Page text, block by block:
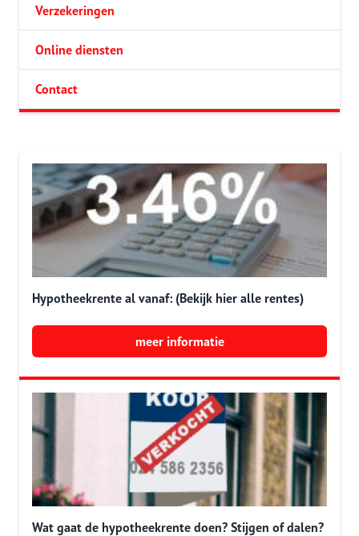
Verzekeringen
Online diensten
Contact
Hypotheekrente al vanaf: (Bekijk hier alle rentes)
meer informatie
Wat gaat de hypotheekrente doen? Stijgen of dalen?